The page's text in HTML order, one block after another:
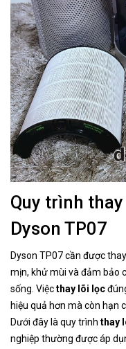
Quy trình
Dyson TP07
Dyson TP07 cần được
mịn, khử mùi và đảm bảo
sống. Việcthay lõi lọc
hiệu quả hơn mà còn hạn
Dưới đây là quy trình thay
nghiệp thường được áp